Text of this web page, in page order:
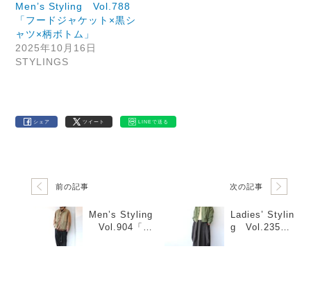
Men’s Styling Vol.788
「フードジャケット×黒シ
ャツ×柄ボトム」
2025年10月16日
STYLINGS
シェア ツイート LINEで送る
前の記事
Men’s Styling
Vol.904「ア
次の記事
Ladies’ Stylin
g Vol.235